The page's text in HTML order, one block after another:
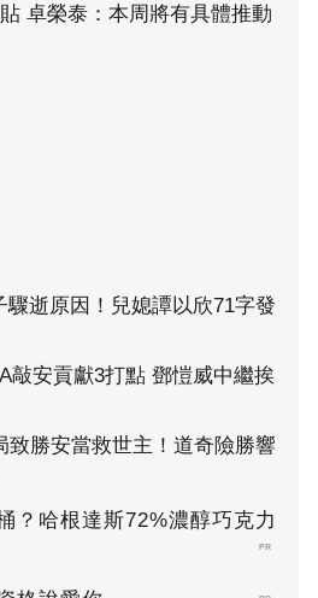
卓榮泰：本周將有具體推動
驟逝原因！兒媳譚以欣71字發
敲安貢獻3打點 鄧愷威中繼挨
致勝安當救世主！道奇險勝響
？哈根達斯72%濃醇巧克力
PR